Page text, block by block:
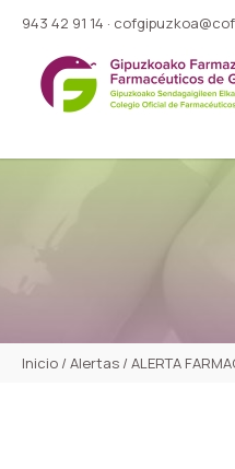
943 42 91 14 ·
Inicio / Alertas / ALERTA